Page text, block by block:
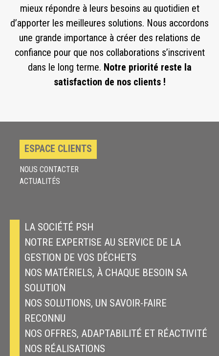
mieux répondre à leurs besoins au quotidien et
d’apporter les meilleures solutions. Nous accordons
une grande importance à créer des relations de
confiance pour que nos collaborations s’inscrivent
dans le long terme. Notre priorité reste la
satisfaction de nos clients !
ESPACE CLIENTS
NOUS CONTACTER
ACTUALITÉS
LA SOCIÉTÉ PSH
NOTRE EXPERTISE AU SERVICE DE LA
GESTION DE VOS DÉCHETS
NOS MATÉRIELS, À CHAQUE BESOIN SA
SOLUTION
NOS SOLUTIONS, UN SAVOIR-FAIRE
RECONNU
NOS OFFRES, ADAPTABILITÉ ET RÉACTIVITÉ
NOS RÉALISATIONS